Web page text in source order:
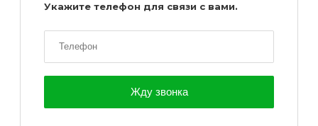
Укажите телефон для связи с вами.